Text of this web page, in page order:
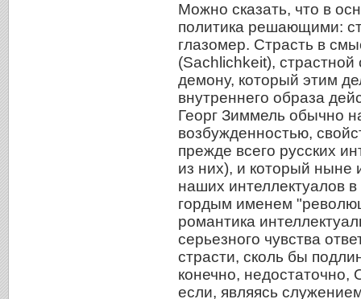
Можно сказать, что в
политика решающими:
глазомер. Страсть в
(Sachlichkeit), страстной
демону, который этим
внутреннего образа
Георг Зиммель обычно
возбужденностью,
прежде всего русских
из них), и который ныне
наших интеллектуалов
гордым именем
романтика
серьезного чувства
страсти, сколь бы
конечно, недостаточно,
если, являясь